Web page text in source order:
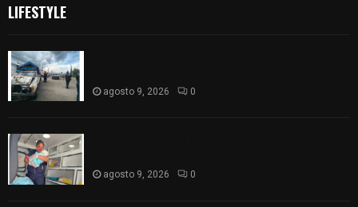
LIFESTYLE
agosto 9, 2026 0
agosto 9, 2026 0